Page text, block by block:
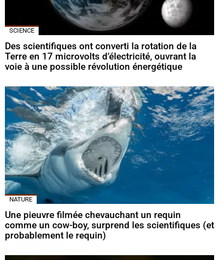
SCIENCE
Des scientifiques ont converti la rotation de la
Terre en 17 microvolts d’électricité, ouvrant la
voie à une possible révolution énergétique
NATURE
Une pieuvre filmée chevauchant un requin
comme un cow-boy, surprend les scientifiques (et
probablement le requin)